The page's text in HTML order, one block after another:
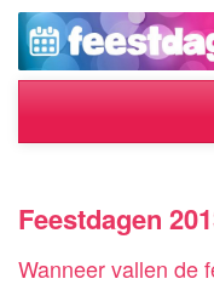
Feestdagen
Wanneer vallen de